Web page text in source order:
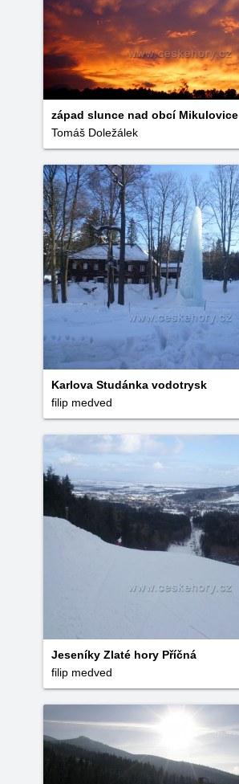
západ slunce nad obcí Mikulovice
Tomáš Doležálek
Karlova Studánka vodotrysk
filip medved
Jeseníky Zlaté hory Příčná
filip medved